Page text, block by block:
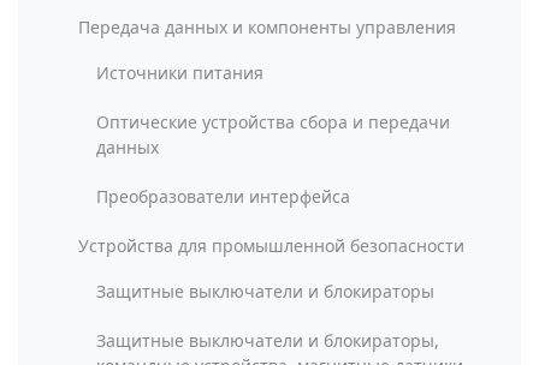
Передача данных и компоненты управления
Источники питания
Оптические устройства сбора и передачи
данных
Преобразователи интерфейса
Устройства для промышленной безопасности
Защитные выключатели и блокираторы
Защитные выключатели и блокираторы,